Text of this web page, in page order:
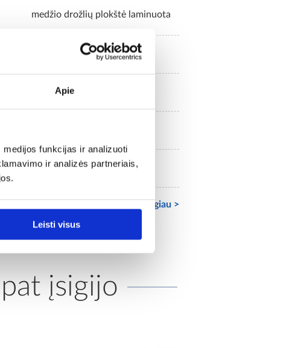
Apie
funkcijas ir analizuoti
ir analizės partneriais,
Leisti visus
medžio drožlių plokštė laminuota
120
Žiūrėti daugiau >
įsigijo